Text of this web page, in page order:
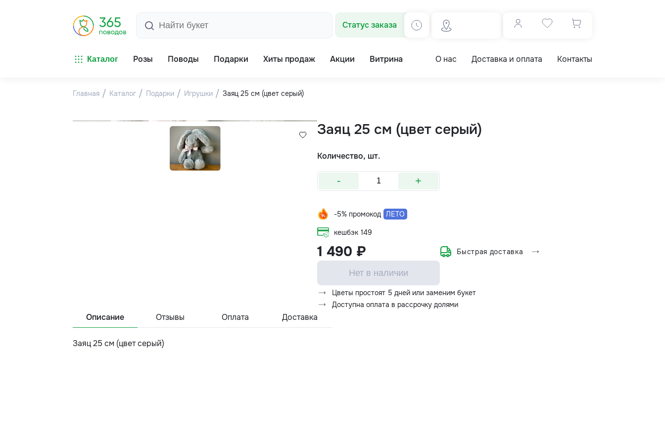
Статус заказа
Каталог Розы Поводы Подарки Хиты продаж Акции Витрина О нас Доставка и оплата Контакты
Главная Каталог Подарки Игрушки Заяц 25 см (цвет серый)
Заяц 25 см (цвет серый)
Количество, шт.
- +
-5% промокод ЛЕТО
кешбэк 149
1 490 ₽ Быстрая доставка
Нет в наличии
Цветы простоят 5 дней или заменим букет
Доступна оплата в рассрочку долями
Описание Отзывы Оплата Доставка
Заяц 25 см (цвет серый)